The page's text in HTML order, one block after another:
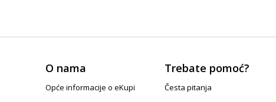
O nama
Opće informacije o eKupi
Trebate pomoć?
Česta pitanja